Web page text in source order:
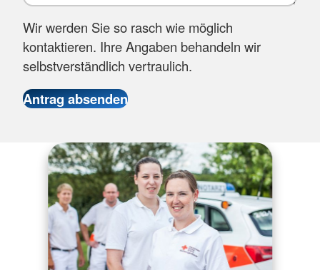
Wir werden Sie so rasch wie möglich
kontaktieren. Ihre Angaben behandeln wir
selbstverständlich vertraulich.